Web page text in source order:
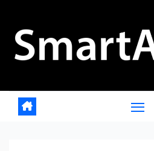
content